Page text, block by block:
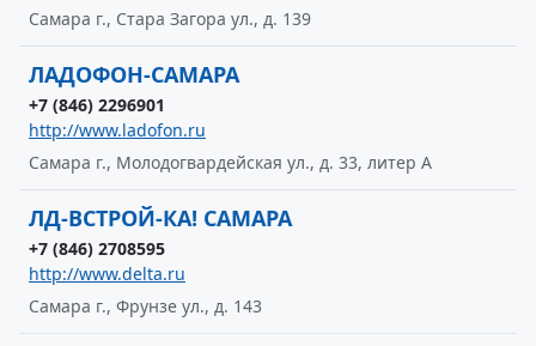
Самара г., Стара Загора ул., д. 139
ЛАДОФОН-САМАРА
+7 (846) 2296901
http://www.ladofon.ru
Самара г., Молодогвардейская ул., д. 33, литер А
ЛД-ВСТРОЙ-КА! САМАРА
+7 (846) 2708595
http://www.delta.ru
Самара г., Фрунзе ул., д. 143